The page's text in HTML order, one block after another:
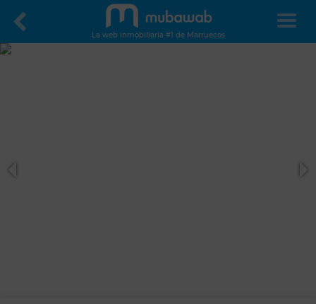
La web inmobiliaria #1 de Marruecos